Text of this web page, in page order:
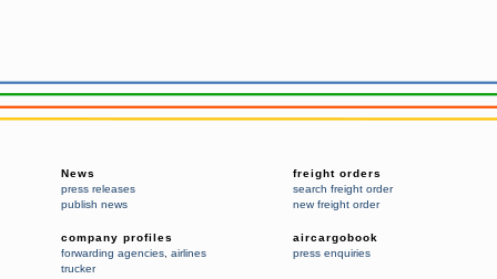
News
press releases
publish news
freight orders
search freight order
new freight order
company profiles
forwarding agencies airlines
trucker
aircargobook
press enquiries